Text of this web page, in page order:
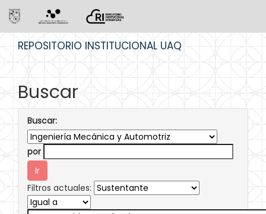
REPOSITORIO INSTITUCIONAL UAQ
Buscar
Buscar:
por
Filtros actuales: